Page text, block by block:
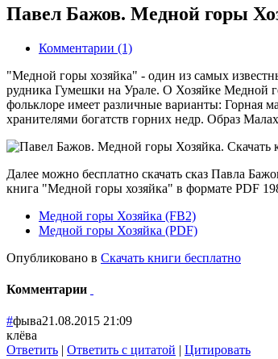
Павел Бажов. Медной горы
Комментарии (1)
"Медной горы хозяйка" - один из самых
рудника Гумешки на Урале. О Хозяйке Медной
фольклоре имеет различные варианты: Горная
хранителями богатств горних недр. Образ
Далее можно бесплатно скачать сказ Павла
книга "Медной горы хозяйка" в формате PDF
Медной горы Хозяйка (FB2)
Медной горы Хозяйка (PDF)
Опубликовано в Скачать книги бесплатно
Комментарии
#фыва21.08.2015 21:09
клёва
Ответить | Ответить с цитатой | Цитировать